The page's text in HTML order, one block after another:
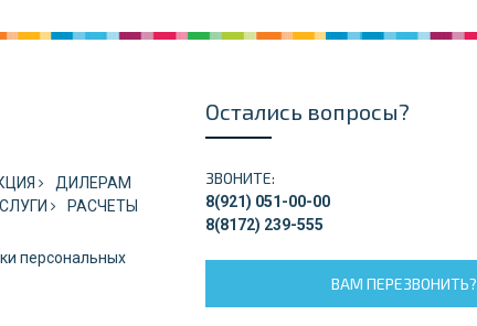
ДИЛЕРАМ
РАСЧЕТЫ
персональных
Остались вопросы?
ЗВОНИТЕ:
8(921) 051-00-00
8(8172) 239-555
ВАМ ПЕРЕЗВОНИТЬ?